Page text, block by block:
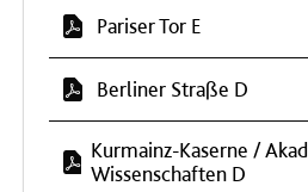
Pariser Tor E
Berliner Straße D
Kurmainz-Kaserne /
Wissenschaften D